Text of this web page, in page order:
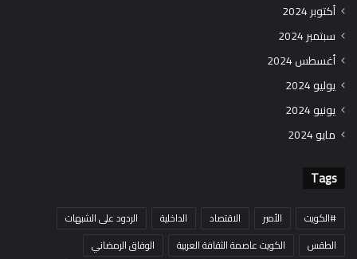
أكتوبر 2024
سبتمبر 2024
أغسطس 2024
يوليو 2024
يونيو 2024
مايو 2024
Tags
#الكويت الأمير الاقتصاد الداخلية
الردود على الشبهات
الطقس
الكويت عاصمة الثقافة العربية
الوفاق الرمضاني